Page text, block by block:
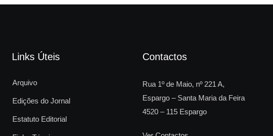
Links Úteis
Arquivo
Edições do Jornal
Estatuto Editorial
Contactos
Rua 1º de Maio, nº 221 A,
Espargo – Santa Maria da Feira
4520 – 115 Espargo